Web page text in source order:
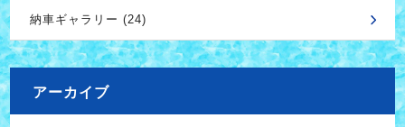
納車ギャラリー (24)
アーカイブ